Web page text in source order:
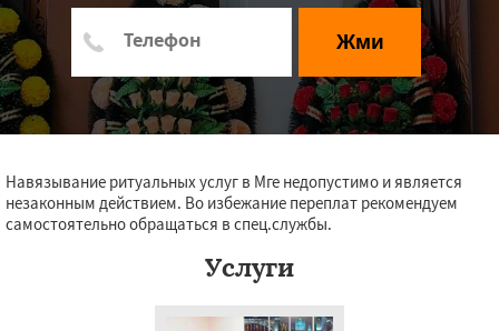
Жми
Навязывание ритуальных услуг в Мге недопустимо и является
незаконным действием. Во избежание переплат рекомендуем
самостоятельно обращаться в спец.службы.
Услуги